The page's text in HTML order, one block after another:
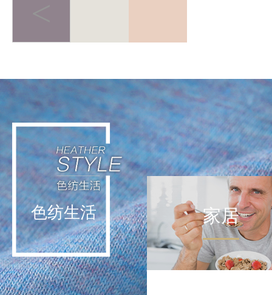
轻运动不挑战极限，而是通
过日常低强度活动实现能量
补给。这种理念让运动回归
生活本身，在细微处滋养身
心。
色纺生活 家居